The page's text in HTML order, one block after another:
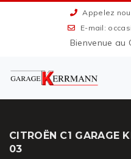
Appelez
E-mail:
Bienvenue au
CITROËN C1 GARAGE
03